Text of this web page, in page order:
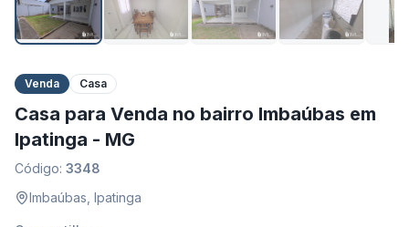
Venda Casa
Casa para Venda no bairro Imbaúbas em
Ipatinga - MG
Código: 3348
Imbaúbas Ipatinga